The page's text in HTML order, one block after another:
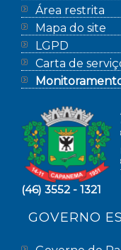
Área restrita
Mapa do site
LGPD
Carta de
(46) 3552 - 1321
GOVERNO